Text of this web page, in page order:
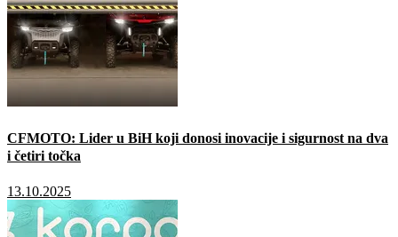
CFMOTO: Lider u BiH koji donosi inovacije i sigurnost na dva
i četiri točka
13.10.2025